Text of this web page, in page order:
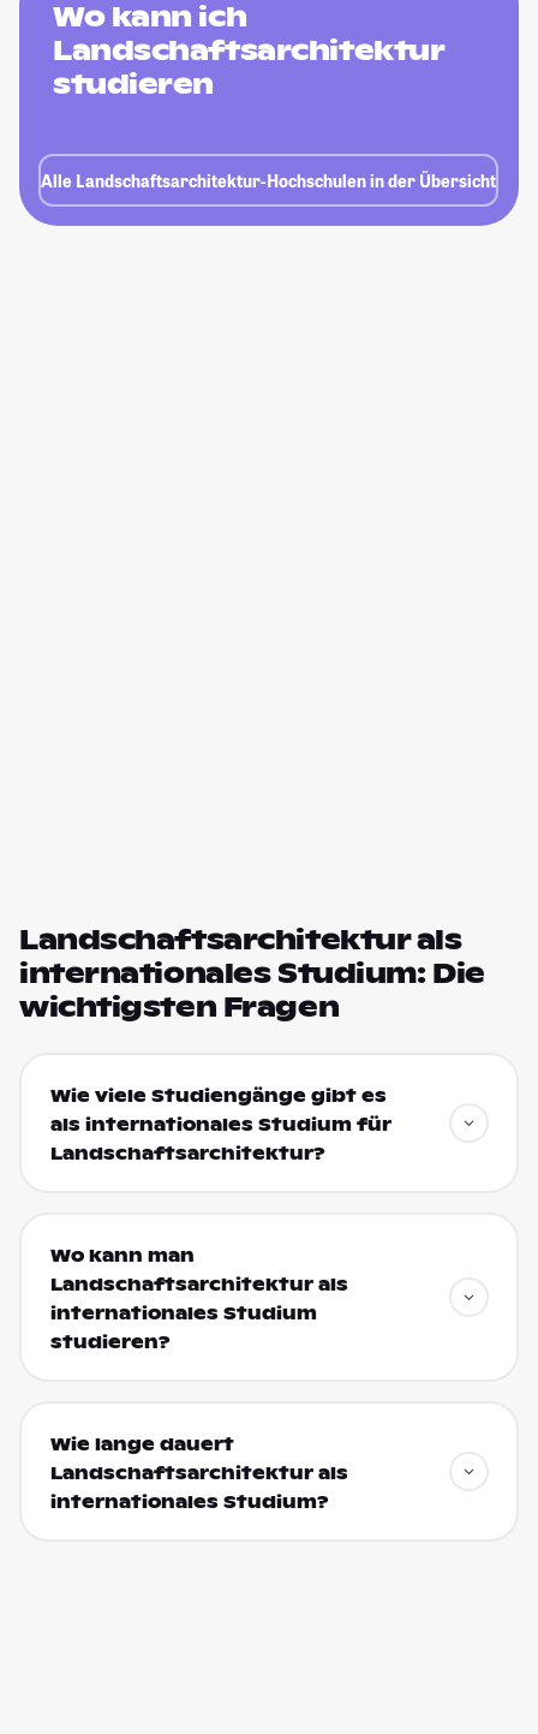
Wo kann ich
Landschaftsarchitektur
studieren
Alle Landschaftsarchitektur-Hochschulen in der Übersicht
Landschaftsarchitektur als
internationales Studium: Die
wichtigsten Fragen
Wie viele Studiengänge gibt es
als internationales Studium für
Landschaftsarchitektur?
Wo kann man
Landschaftsarchitektur als
internationales Studium
studieren?
Wie lange dauert
Landschaftsarchitektur als
internationales Studium?